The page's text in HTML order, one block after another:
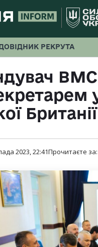
РЕКРУТА
ВМС
2023, 22:41Прочитаєте за: